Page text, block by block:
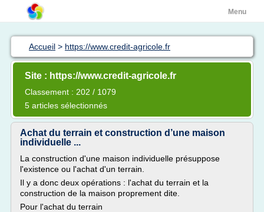
Menu
Accueil > https://www.credit-agricole.fr
Site : https://www.credit-agricole.fr
Classement : 202 / 1079
5 articles sélectionnés
Achat du terrain et construction d’une maison
individuelle ...
La construction d'une maison individuelle présuppose
l'existence ou l'achat d'un terrain.
Il y a donc deux opérations : l'achat du terrain et la
construction de la maison proprement dite.
Pour l'achat du terrain